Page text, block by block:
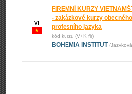
VI
FIREMNÍ KURZY
- zakázkové kurzy
profesního jazyka
kód kurzu (V+K fir)
BOHEMIA INSTITUT